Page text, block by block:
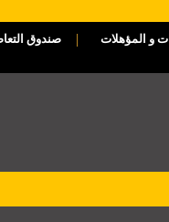
صندوق | و المؤهلات